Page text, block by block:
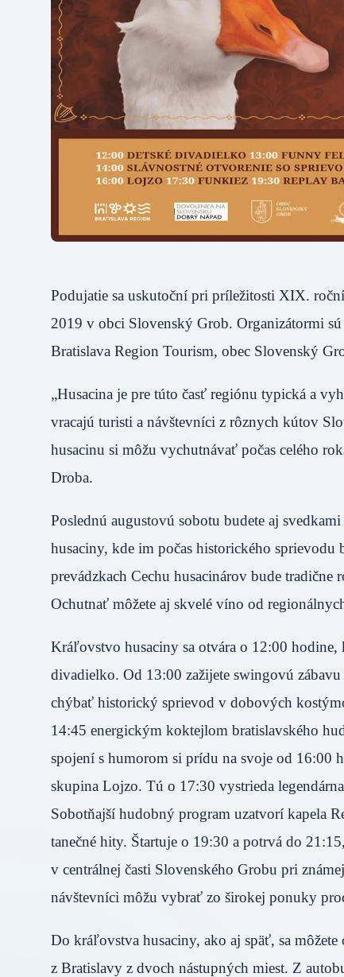
Podujatie sa uskutoční pri príležitosti XIX.
2019 v obci Slovenský Grob. Organizátormi
Bratislava Region Tourism, obec Slovenský
„Husacina je pre túto časť regiónu typická a
vracajú turisti a návštevníci z rôznych kútov
husacinu si môžu vychutnávať počas celého
Droba.
Poslednú augustovú sobotu budete aj
husaciny, kde im počas historického
prevádzkach Cechu husacinárov bude
Ochutnať môžete aj skvelé víno od
Kráľovstvo husaciny sa otvára o 12:00 hodine,
divadielko. Od 13:00 zažijete swingovú
chýbať historický sprievod v dobových
14:45 energickým koktejlom bratislavského
spojení s humorom si prídu na svoje od
skupina Lojzo. Tú o 17:30 vystrieda
Sobotňajší hudobný program uzatvorí kapela
tanečné hity. Štartuje o 19:30 a potrvá do
v centrálnej časti Slovenského Grobu pri
návštevníci môžu vybrať zo širokej ponuky
Do kráľovstva husaciny, ako aj späť, sa
z Bratislavy z dvoch nástupných miest. Z